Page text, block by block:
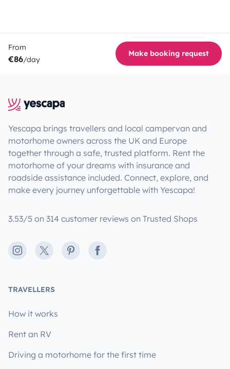
From
€86/day
Make booking request
Yescapa brings travellers and local campervan and
motorhome owners across the UK and Europe
together through a safe, trusted platform. Rent the
motorhome of your dreams with insurance and
roadside assistance included. Connect, explore, and
make every journey unforgettable with Yescapa!
3.53/5 on 314 customer reviews on Trusted Shops
Instagram
X PinterestFacebook
TRAVELLERS
How it works
Rent an RV
Driving a motorhome for the first time